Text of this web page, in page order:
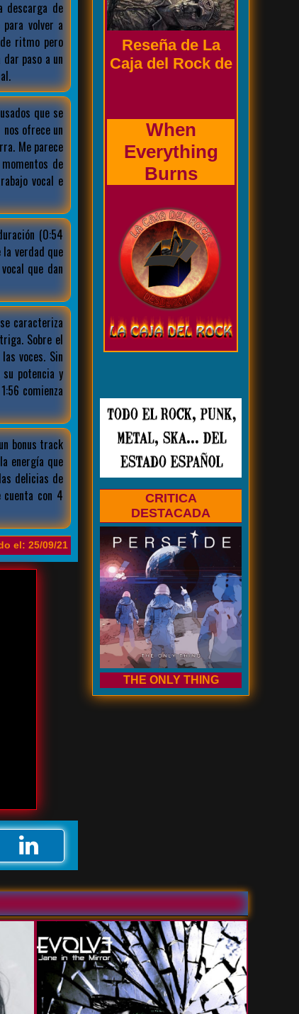
banda
Prholapsus
CRITICA
DESTACADA
THE ONLY THING
descarga de
volver a
ritmo pero
paso a un
que se
nos ofrece un
Me parece
de
vocal e
(0:54
verdad que
que dan
caracteriza
Sobre el
voces. Sin
potencia y
comienza
bonus track
energía que
delicias de
con 4
el: 25/09/21